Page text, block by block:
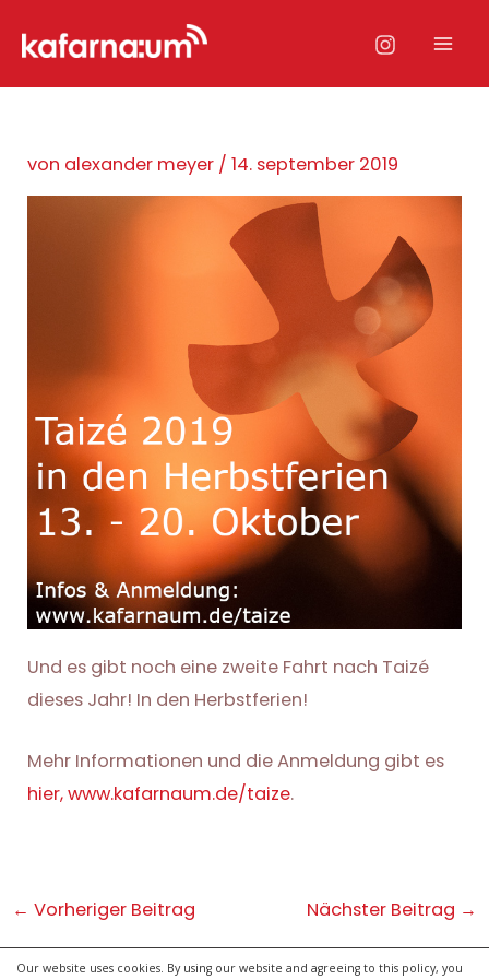
Our website uses cookies. By using our website and agreeing to this policy, you
Inhalt
von alexander meyer /14. september 2019
Und es gibt noch eine zweite Fahrt nach Taizé
dieses Jahr! In den Herbstferien!
Mehr Informationen und die Anmeldung gibt es
hier, www.kafarnaum.de/taize.
Post
navigation
← Vorheriger Beitrag Nächster Beitrag →